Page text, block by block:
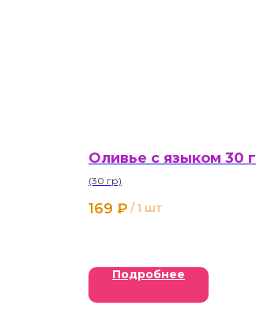
Оливье с языком 30 г
(30 гр)
169 ₽ / 1 шт
Подробнее